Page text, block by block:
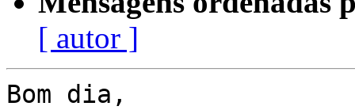
[ autor ]
Bom dia,